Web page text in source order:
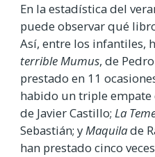
En la estadística del
puede observar qué
Así, entre los infantiles,
terrible Mumus, de
prestado en 11
habido un triple empate
de Javier Castillo; La
Sebastián; yMaquilade
han prestado cinco